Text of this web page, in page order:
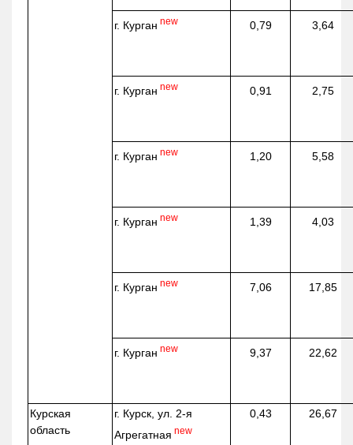
г. Курган new 0,79 3,64
г. Курган new 0,91 2,75
г. Курган new 1,20 5,58
г. Курган new 1,39 4,03
г. Курган new 7,06 17,85
г. Курган new 9,37 22,62
Курская
область
г. Курск, ул. 2-я
Агрегатная new
0,43 26,67